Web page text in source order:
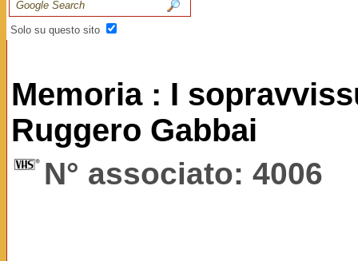
Solo su questo sito
Memoria : I
Ruggero Gabbai
N° associato: 4006